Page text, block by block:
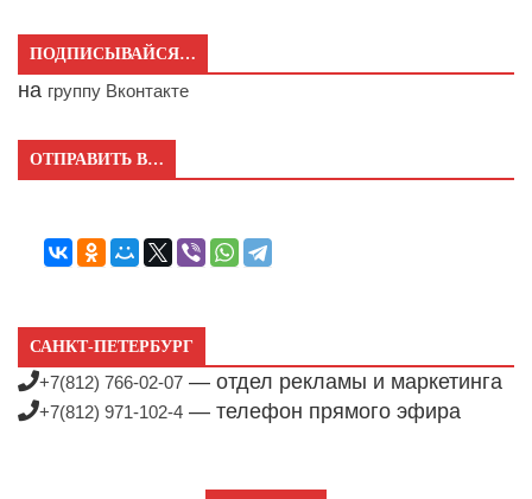
ПОДПИСЫВАЙСЯ…
на группу Вконтакте
ОТПРАВИТЬ В…
САНКТ-ПЕТЕРБУРГ
+7(812) 766-02-07 — отдел рекламы и маркетинга
+7(812) 971-102-4 — телефон прямого эфира